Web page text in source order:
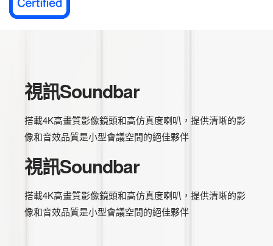
視訊Soundbar
搭載4K高畫質影像鏡頭和高仿真度喇叭，提供清晰的影
像和音效品質是小型會議空間的絕佳夥伴
視訊Soundbar
搭載4K高畫質影像鏡頭和高仿真度喇叭，提供清晰的影
像和音效品質是小型會議空間的絕佳夥伴